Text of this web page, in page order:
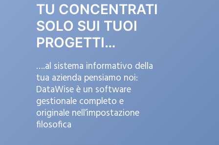
TU CONCENTRATI
SOLO SUI TUOI
PROGETTI…
….al sistema informativo della
tua azienda pensiamo noi:
DataWise è un software
gestionale completo e
originale nell’impostazione
filosofica